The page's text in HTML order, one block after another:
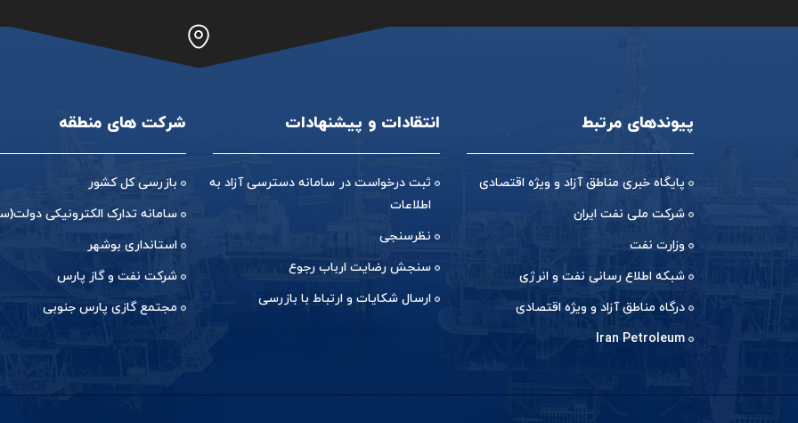
پیوندهای مرتبط
پایگاه خبری مناطق آزاد و ویژه اقتصادی
شرکت ملی نفت ایران
وزارت نفت
شبکه اطلاع رسانی نفت و انرژی
درگاه مناطق آزاد و ویژه اقتصادی
Iran Petroleum
انتقادات و پیشنهادات
ثبت درخواست در سامانه دسترسی آزاد به
اطلاعات
نظرسنجی
سنجش رضایت ارباب رجوع
ارسال شکایات و ارتباط با بازرسی
شرکت های منطقه
بازرسی کل کشور
سامانه تدارک الکترونیکی
استانداری بوشهر
شرکت نفت و گاز پارس
مجتمع گازی پارس جنوبی